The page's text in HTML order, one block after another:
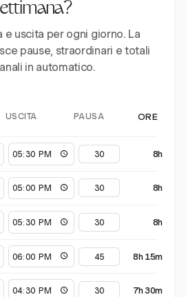
e uscita per ogni giorno. La
pause, straordinari e totali
in automatico.
USCITA PAUSA ORE
8h
8h
8h
8h 15m
7h 30m